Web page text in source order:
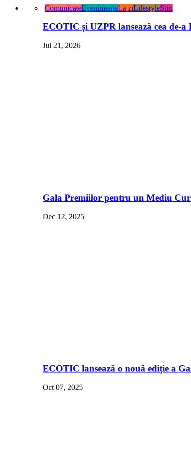
ComunicateEvenimenteLa ziLifestyleŞtiri
ECOTIC și UZPR lansează cea de-
Jul 21, 2026
Gala Premiilor pentru un Mediu
Dec 12, 2025
ECOTIC lansează o nouă ediție a
Oct 07, 2025